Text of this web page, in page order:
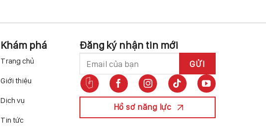
Khám phá
Trang chủ
Giới thiệu
Dịch vụ
Tin tức
Đăng ký nhận tin mới
Hồ sơ năng lực